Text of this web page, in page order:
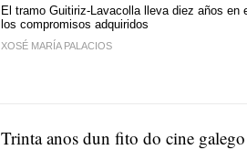
El tramo Guitiriz-Lavacolla lleva diez años en
los compromisos adquiridos
XOSÉ MARÍA PALACIOS
Trinta anos dun fito do cine galego